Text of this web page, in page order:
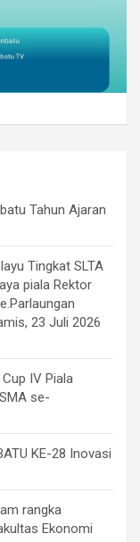
Tahun Ajaran
Tingkat SLTA
piala Rektor
23 Juli 2026
IV Piala
se-
KE-28 Inovasi
rangka
Ekonomi